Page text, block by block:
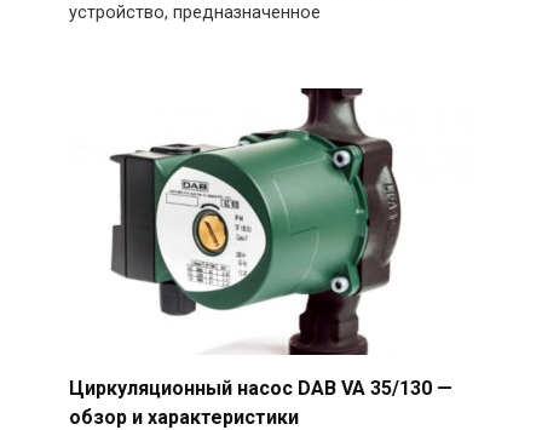
устройство, предназначенное
Циркуляционный насос DAB VA 35/130 —
обзор и характеристики